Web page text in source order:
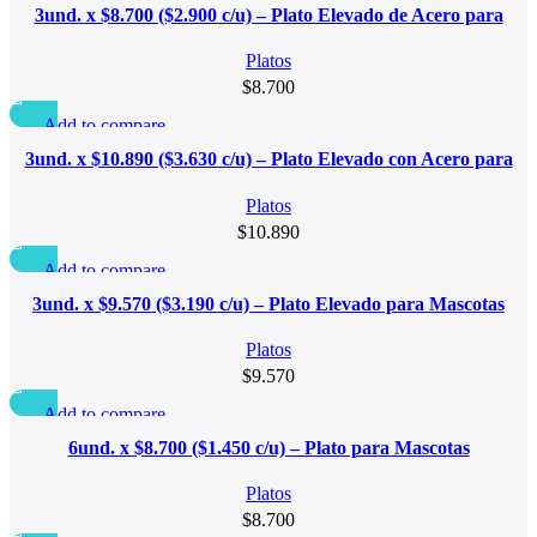
Quick view
3und. x $8.700 ($2.900 c/u) – Plato Elevado de Acero para
Platos
$8.700
Add to compare
Quick view
3und. x $10.890 ($3.630 c/u) – Plato Elevado con Acero para
Platos
$10.890
Add to compare
Quick view
3und. x $9.570 ($3.190 c/u) – Plato Elevado para Mascotas
Platos
$9.570
Add to compare
Quick view
6und. x $8.700 ($1.450 c/u) – Plato para Mascotas
Platos
$8.700